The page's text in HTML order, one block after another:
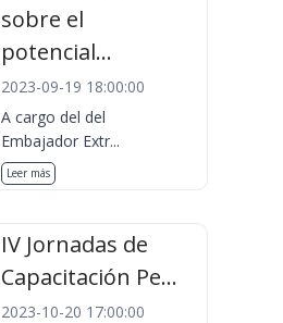
sobre el
potencial...
2023-09-19 18:00:00
A cargo del del
Embajador Extr...
Leer más
IV Jornadas de
Capacitación Pe...
2023-10-20 17:00:00